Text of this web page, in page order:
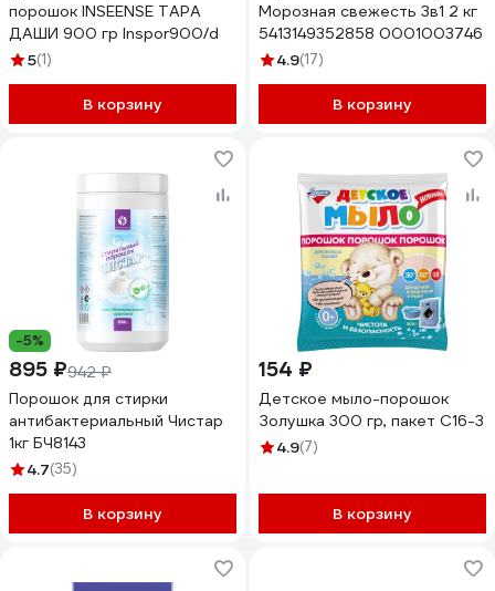
порошок INSEENSE ТАРА
ДАШИ 900 гр Inspor900/d
5(1)
В корзину
Морозная свежесть 3в1 2 кг
5413149352858 0001003746
4.9(17)
В корзину
-5%
895 ₽942 ₽
Порошок для стирки
антибактериальный Чистар
1кг БЧ8143
4.7(35)
В корзину
154 ₽
Детское мыло-порошок
Золушка 300 гр, пакет С16-3
4.9(7)
В корзину